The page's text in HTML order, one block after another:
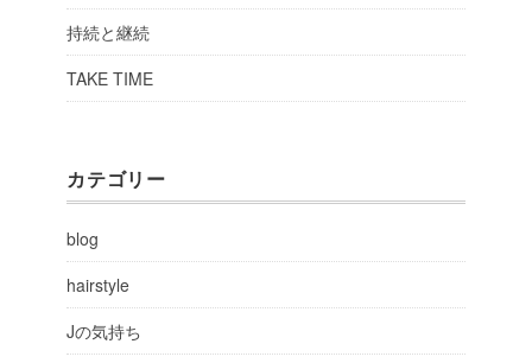
持続と継続
TAKE TIME
カテゴリー
blog
hairstyle
Jの気持ち